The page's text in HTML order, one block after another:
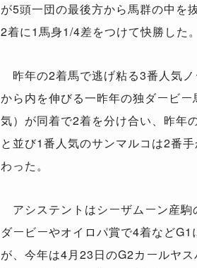
が5頭一団の最後方から馬群の中を
2着に1馬身1/4差をつけて快勝した。
昨年の2着馬で逃げ粘る3番人気
から内を伸びる一昨年の独ダービ
気）が同着で2着を分け合い、昨年
と並び1番人気のサンマルコは2番
わった。
アシステントはシーザムーン産駒
ダービーやオイロパ賞で4着などG1
が、今年は4月23日のG2カールヤ